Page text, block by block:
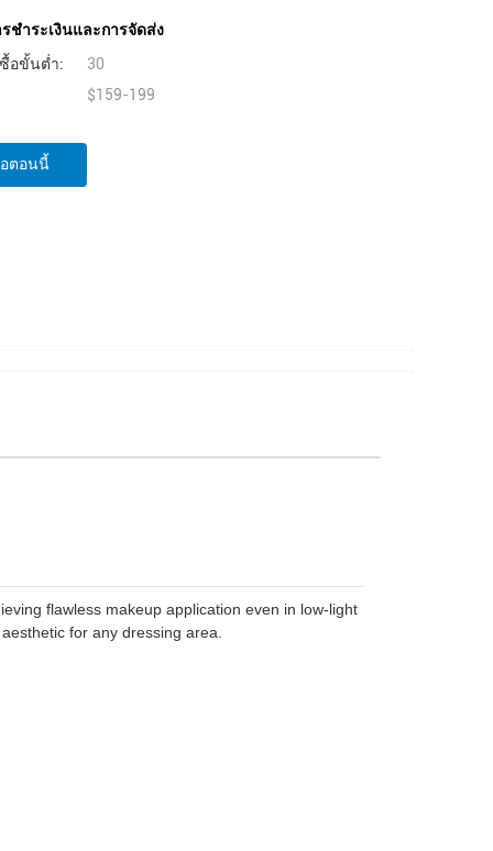
รชําระเงินและการจัดส่ง
อขั้นต่ำ:
30
$159-199
ตอนนี้
flawless makeup application even in low-light
for any dressing area.